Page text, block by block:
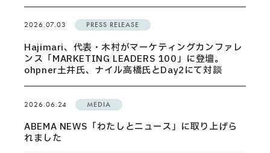
2026.07.03 PRESS RELEASE
Hajimari、代表・木村がマーケティングカンファレ
ンス「MARKETING LEADERS 100」に登壇。
ohpner土井氏、ナイル高橋氏とDay2にて対談
2026.06.24 MEDIA
ABEMA NEWS「わたしとニュース」に取り上げら
れました